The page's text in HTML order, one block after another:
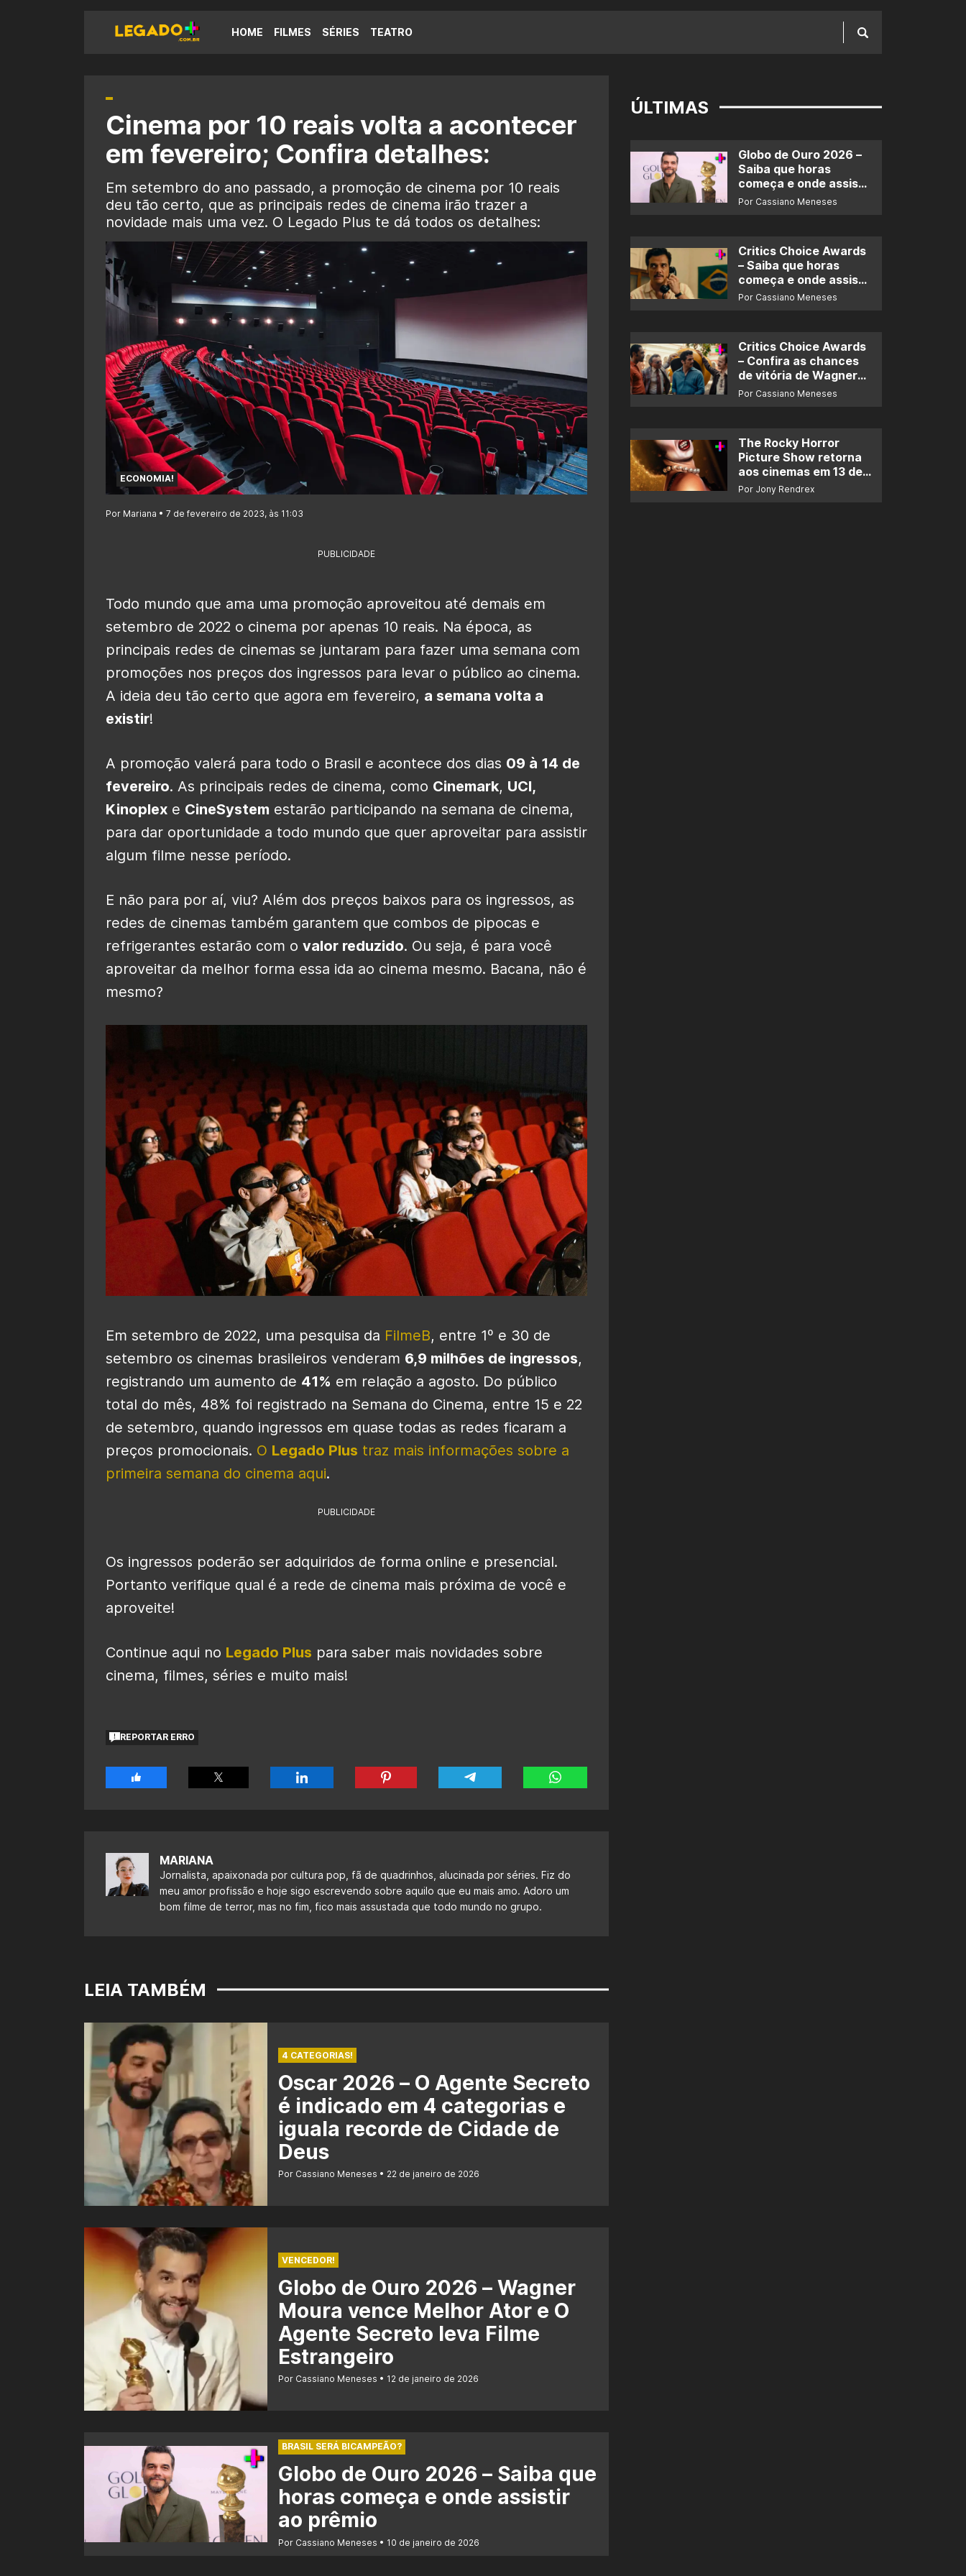
HOME FILMES SÉRIES TEATRO
Cinema por 10 reais volta a acontecer
em fevereiro; Confira detalhes:
Em setembro do ano passado, a promoção de cinema por 10 reais
deu tão certo, que as principais redes de cinema irão trazer a
novidade mais uma vez. O Legado Plus te dá todos os detalhes:
ECONOMIA!
Por Mariana • 7 de fevereiro de 2023, às 11:03
PUBLICIDADE
Todo mundo que ama uma promoção aproveitou até demais em
setembro de 2022 o cinema por apenas 10 reais. Na época, as
principais redes de cinemas se juntaram para fazer uma semana com
promoções nos preços dos ingressos para levar o público ao cinema.
A ideia deu tão certo que agora em fevereiro, a semana volta a
existir!
A promoção valerá para todo o Brasil e acontece dos dias 09 à 14 de
fevereiro. As principais redes de cinema, como Cinemark, UCI,
Kinoplex e CineSystem estarão participando na semana de cinema,
para dar oportunidade a todo mundo que quer aproveitar para assistir
algum filme nesse período.
E não para por aí, viu? Além dos preços baixos para os ingressos, as
redes de cinemas também garantem que combos de pipocas e
refrigerantes estarão com o valor reduzido. Ou seja, é para você
aproveitar da melhor forma essa ida ao cinema mesmo. Bacana, não é
mesmo?
Em setembro de 2022, uma pesquisa da FilmeB, entre 1º e 30 de
setembro os cinemas brasileiros venderam 6,9 milhões de ingressos,
registrando um aumento de 41% em relação a agosto. Do público
total do mês, 48% foi registrado na Semana do Cinema, entre 15 e 22
de setembro, quando ingressos em quase todas as redes ficaram a
preços promocionais. O Legado Plus traz mais informações sobre a
primeira semana do cinema aqui.
PUBLICIDADE
Os ingressos poderão ser adquiridos de forma online e presencial.
Portanto verifique qual é a rede de cinema mais próxima de você e
aproveite!
Continue aqui no Legado Plus para saber mais novidades sobre
cinema, filmes, séries e muito mais!
REPORTAR ERRO
MARIANA
Jornalista, apaixonada por cultura pop, fã de quadrinhos, alucinada por séries. Fiz do
meu amor profissão e hoje sigo escrevendo sobre aquilo que eu mais amo. Adoro um
bom filme de terror, mas no fim, fico mais assustada que todo mundo no grupo.
LEIA TAMBÉM
4 CATEGORIAS!
Oscar 2026 – O Agente Secreto
é indicado em 4 categorias e
iguala recorde de Cidade de
Deus
Por Cassiano Meneses 22 de janeiro de 2026
VENCEDOR!
Globo de Ouro 2026 – Wagner
Moura vence Melhor Ator e O
Agente Secreto leva Filme
Estrangeiro
Por Cassiano Meneses 12 de janeiro de 2026
BRASIL SERÁ BICAMPEÃO?
Globo de Ouro 2026 – Saiba que
horas começa e onde assistir
ao prêmio
Por Cassiano Meneses 10 de janeiro de 2026
ÚLTIMAS
Globo de Ouro 2026 –
Saiba que horas
começa e onde assistir
ao prêmio
Por Cassiano Meneses
Critics Choice Awards
– Saiba que horas
começa e onde assistir
ao prêmio
Por Cassiano Meneses
Critics Choice Awards
– Confira as chances
de vitória de Wagner
Moura e de ‘O Agente
Por Cassiano Meneses
The Rocky Horror
Picture Show retorna
aos cinemas em 13 de
novembro
Por Jony Rendrex